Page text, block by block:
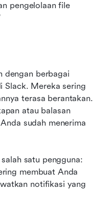
pengelolaan file
dengan berbagai
Slack. Mereka sering
terasa berantakan.
atau balasan
sudah menerima
satu pengguna:
membuat Anda
notifikasi yang